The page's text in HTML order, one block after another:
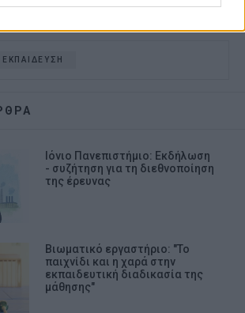
ΕΚΠΑΙΔΕΥΣΗ
Ιόνιο Πανεπιστήμιο: Εκδήλωση
- συζήτηση για τη διεθνοποίηση
της έρευνας
Βιωματικό εργαστήριο: "Το
παιχνίδι και η χαρά στην
εκπαιδευτική διαδικασία της
μάθησης"